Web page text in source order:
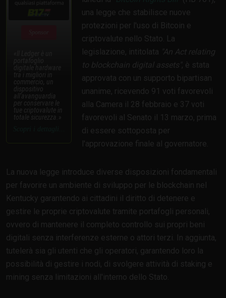
tra i migliori in
commercio, un
dispositivo
all'avanguardia
per conservare le
tue criptovalute in
totale sicurezza.
una legge che stabilisce nuove
protezioni per l'uso di Bitcoin e
criptovalute nello Stato. La
legislazione, intitolata "An Act relating
to blockchain digital assets", è stata
approvata con un supporto bipartisan
unanime, ricevendo 91 voti favorevoli
alla Camera il 28 febbraio e 37 voti
favorevoli al Senato il 13 marzo, prima
di essere sottoposta per
l'approvazione finale al governatore.
La nuova legge introduce diverse disposizioni fondamentali
per favorire un ambiente di sviluppo per le blockchain nel
Kentucky garantendo ai cittadini il diritto di detenere e
gestire le proprie criptovalute tramite portafogli personali,
ovvero di mantenere il completo controllo sui propri beni
digitali senza interferenze esterne o attori terzi. In aggiunta,
tutelerà sia gli utenti che gli operatori, garantendo loro la
possibilità di gestire i nodi, di svolgere attività di staking e
mining senza limitazioni all'interno dello Stato.